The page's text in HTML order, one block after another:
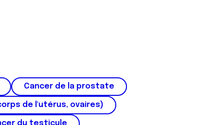
Cancer de la prostate
de l'utérus, ovaires)
du testicule